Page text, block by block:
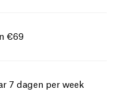
€69
7 dagen per week